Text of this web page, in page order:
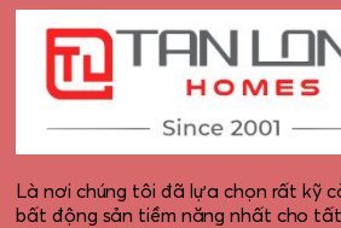
Là nơi chúng tôi đã lựa chọn rất kỹ
bất động sản tiềm năng nhất cho